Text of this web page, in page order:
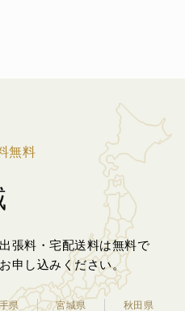
無料
張料・宅配送料は無料で
申し込みください。
県 宮城県
秋田県